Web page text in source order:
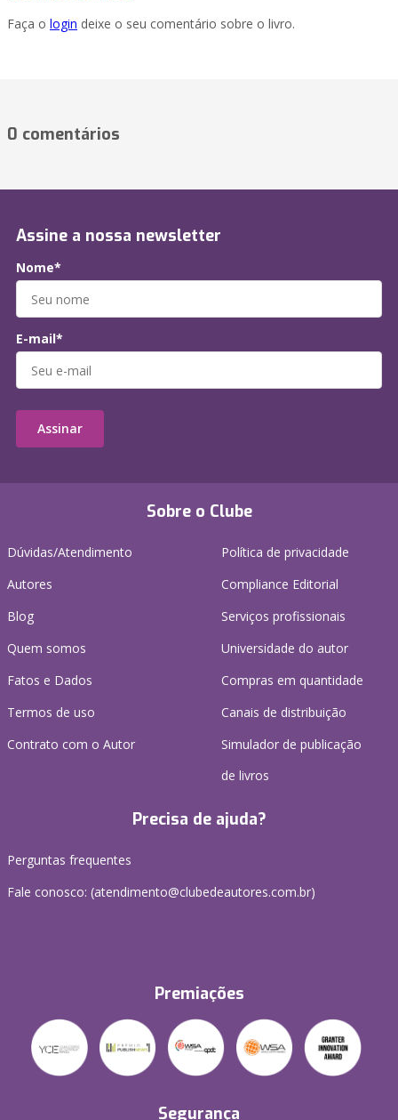
Faça o login deixe o seu comentário sobre o livro.
0 comentários
Sobre o Clube
Dúvidas/Atendimento
Autores
Blog
Quem somos
Fatos e Dados
Termos de uso
Contrato com o Autor
Política de privacidade
Compliance Editorial
Serviços profissionais
Universidade do autor
Compras em quantidade
Canais de distribuição
Simulador de publicação
de livros
Precisa de ajuda?
Perguntas frequentes
Fale conosco: (atendimento@clubedeautores.com.br)
Premiações
Segurança
Assine a nossa newsletter
Nome*
E-mail*
Assinar